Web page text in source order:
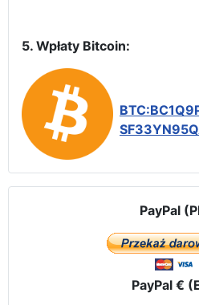
5. Wpłaty Bitcoin:
PayPal
PayPal €